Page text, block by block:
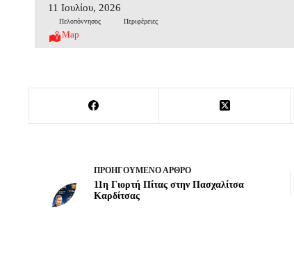
11 Ιουλίου, 2026
Πελοπόννησος Περιφέρειες
Map
ΠΡΟΗΓΟΎΜΕΝΟΆΡΘΡΟ
11η Γιορτή Πίτας στην Πασχαλίτσα
Καρδίτσας